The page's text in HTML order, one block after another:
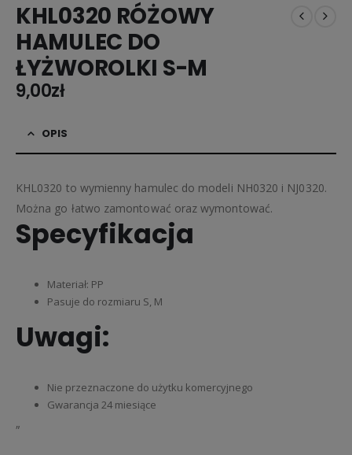
KHL0320 RÓŻOWY
HAMULEC DO
ŁYŻWOROLKI S-M
9,00zł
OPIS
KHL0320 to wymienny hamulec do modeli NH0320 i NJ0320.
Można go łatwo zamontować oraz wymontować.
Specyfikacja
Materiał: PP
Pasuje do rozmiaru S, M
Uwagi:
Nie przeznaczone do użytku komercyjnego
Gwarancja 24 miesiące
„